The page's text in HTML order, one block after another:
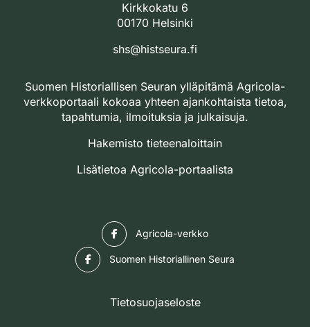
Kirkkokatu 6
00170 Helsinki
shs@histseura.fi
Suomen Historiallisen Seuran ylläpitämä Agricola-
verkkoportaali kokoaa yhteen ajankohtaista tietoa,
tapahtumia, ilmoituksia ja julkaisuja.
Hakemisto tieteenaloittain
Lisätietoa Agricola-portaalista
Agricola-verkko
Suomen Historiallinen Seura
Tietosuojaseloste